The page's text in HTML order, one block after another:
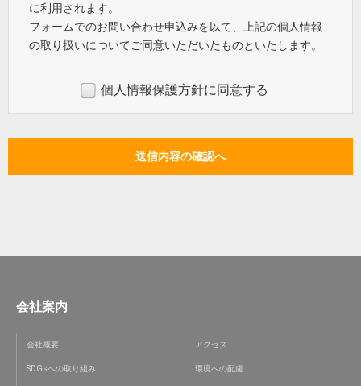
に利用されます。
フォームでのお問い合わせ申込みを以て、上記の個人情報
の取り扱いについてご同意いただいたものといたします。
個人情報保護方針に同意する
会社案内
会社概要 アクセス
SDGsへの取り組み 環境への配慮